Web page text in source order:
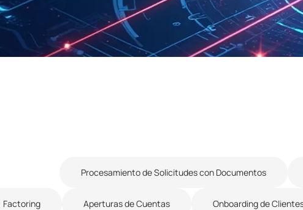
Procesamiento de Solicitudes con Documentos
Factoring Aperturas de Cuentas Onboarding de